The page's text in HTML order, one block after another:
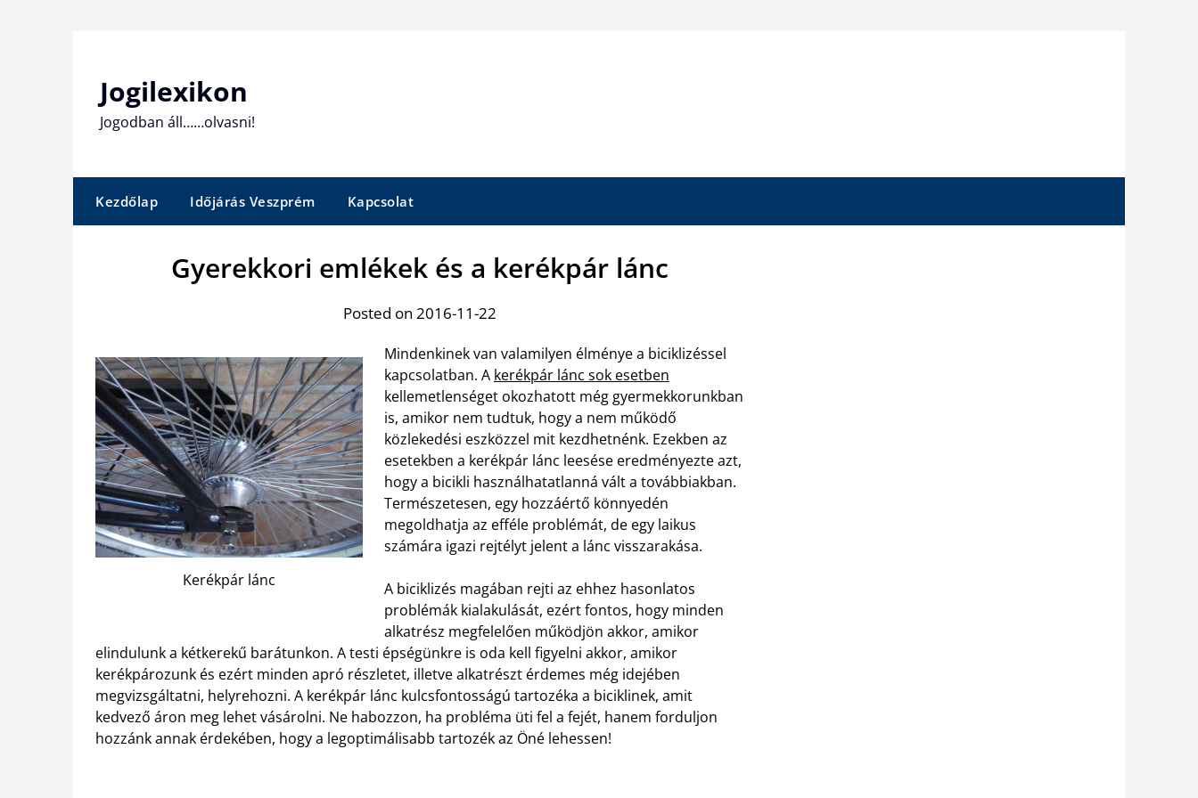
Jogilexikon
Jogodban áll……olvasni!
Kezdőlap Időjárás Veszprém Kapcsolat
Gyerekkori emlékek és a kerékpár lánc
Posted on 2016-11-22
Kerékpár lánc
Mindenkinek van valamilyen élménye a biciklizéssel
kapcsolatban. A kerékpár lánc sok esetben
kellemetlenséget okozhatott még gyermekkorunkban
is, amikor nem tudtuk, hogy a nem működő
közlekedési eszközzel mit kezdhetnénk. Ezekben az
esetekben a kerékpár lánc leesése eredményezte azt,
hogy a bicikli használhatatlanná vált a továbbiakban.
Természetesen, egy hozzáértő könnyedén
megoldhatja az efféle problémát, de egy laikus
számára igazi rejtélyt jelent a lánc visszarakása.
A biciklizés magában rejti az ehhez hasonlatos
problémák kialakulását, ezért fontos, hogy minden
alkatrész megfelelően működjön akkor, amikor
elindulunk a kétkerekű barátunkon. A testi épségünkre is oda kell figyelni akkor, amikor
kerékpározunk és ezért minden apró részletet, illetve alkatrészt érdemes még idejében
megvizsgáltatni, helyrehozni. A kerékpár lánc kulcsfontosságú tartozéka a biciklinek, amit
kedvező áron meg lehet vásárolni. Ne habozzon, ha probléma üti fel a fejét, hanem forduljon
hozzánk annak érdekében, hogy a legoptimálisabb tartozék az Öné lehessen!